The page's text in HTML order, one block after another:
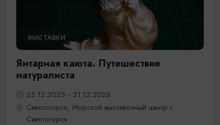
ВЫСТАВКИ
Янтарная каюта. Путешествие
натуралиста
25.12.2025 - 31.12.2026
Светлогорск, Морской выставочный центр г.
Светлогорск